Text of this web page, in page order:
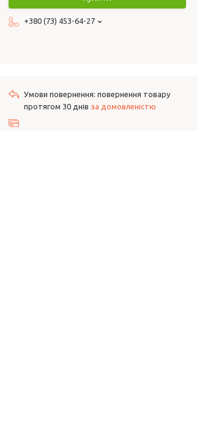
+380 (73) 453-64-27
повернення товару
протягом 30 днів за домовленістю